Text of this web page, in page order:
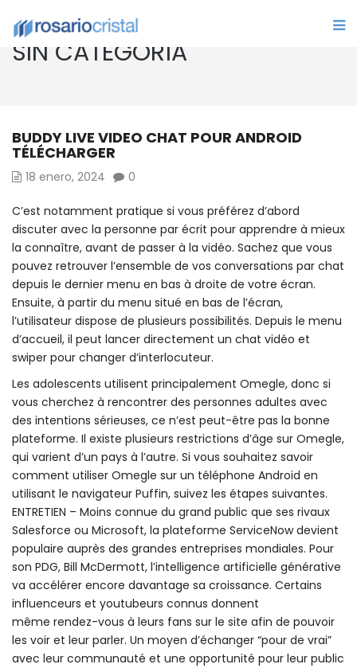
SIN CATEGORÍA
BUDDY LIVE VIDEO CHAT POUR ANDROID
TÉLÉCHARGER
18 enero, 2024 0
C’est notamment pratique si vous préférez d’abord
discuter avec la personne par écrit pour apprendre à mieux
la connaître, avant de passer à la vidéo. Sachez que vous
pouvez retrouver l’ensemble de vos conversations par chat
depuis le dernier menu en bas à droite de votre écran.
Ensuite, à partir du menu situé en bas de l’écran,
l’utilisateur dispose de plusieurs possibilités. Depuis le menu
d’accueil, il peut lancer directement un chat vidéo et
swiper pour changer d’interlocuteur.
Les adolescents utilisent principalement Omegle, donc si
vous cherchez à rencontrer des personnes adultes avec
des intentions sérieuses, ce n’est peut-être pas la bonne
plateforme. Il existe plusieurs restrictions d’âge sur Omegle,
qui varient d’un pays à l’autre. Si vous souhaitez savoir
comment utiliser Omegle sur un téléphone Android en
utilisant le navigateur Puffin, suivez les étapes suivantes.
ENTRETIEN – Moins connue du grand public que ses rivaux
Salesforce ou Microsoft, la plateforme ServiceNow devient
populaire auprès des grandes entreprises mondiales. Pour
son PDG, Bill McDermott, l’intelligence artificielle générative
va accélérer encore davantage sa croissance. Certains
influenceurs et youtubeurs connus donnent
même rendez-vous à leurs fans sur le site afin de pouvoir
les voir et leur parler. Un moyen d’échanger “pour de vrai”
avec leur communauté et une opportunité pour leur public